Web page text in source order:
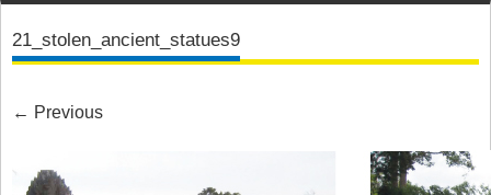
21_stolen_ancient_statues9
← Previous